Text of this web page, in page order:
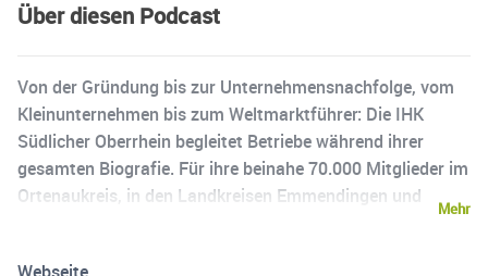
Über diesen Podcast
Von der Gründung bis zur Unternehmensnachfolge, vom
Kleinunternehmen bis zum Weltmarktführer: Die IHK
Südlicher Oberrhein begleitet Betriebe während ihrer
gesamten Biografie. Für ihre beinahe 70.000 Mitglieder im
Ortenaukreis, in den Landkreisen Emmendingen und
Mehr